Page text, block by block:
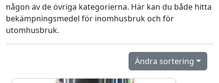
någon av de övriga kategorierna. Här kan du både hitta
bekämpningsmedel för inomhusbruk och för
utomhusbruk.
Ändra sortering